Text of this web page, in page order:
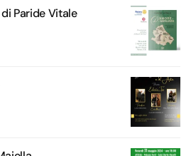
di Paride Vitale